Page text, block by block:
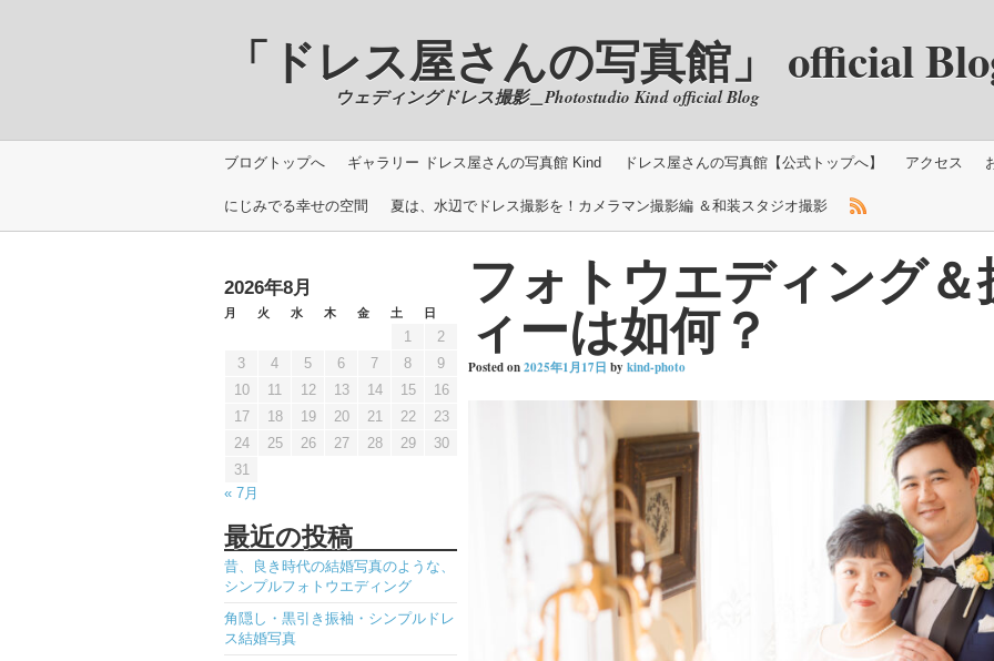
「ドレス屋さんの写真館」 official
ウェディングドレス撮影＿Photostudio Kind official Blog
ブログトップへ ギャラリー ドレス屋さんの写真館 Kind ドレス屋さんの写真館【公式トップへ】 アクセス
にじみでる幸せの空間 夏は、水辺でドレス撮影を！カメラマン撮影編 ＆和装スタジオ撮影
2026年8月
月 火 水 木 金 土 日
1
2
3
4 5 6 7 8
9
10
11 12 13 14 15
16
17
18 19 20 21 22
23
24
25 26 27 28 29
30
31
« 7月
最近の投稿
昔、良き時代の結婚写真のような、
シンプルフォトウエディング
角隠し・黒引き振袖・シンプルドレ
ス結婚写真
フォトウエディング
ィーは如何？
Posted on2025年1月17日 by kind-photo